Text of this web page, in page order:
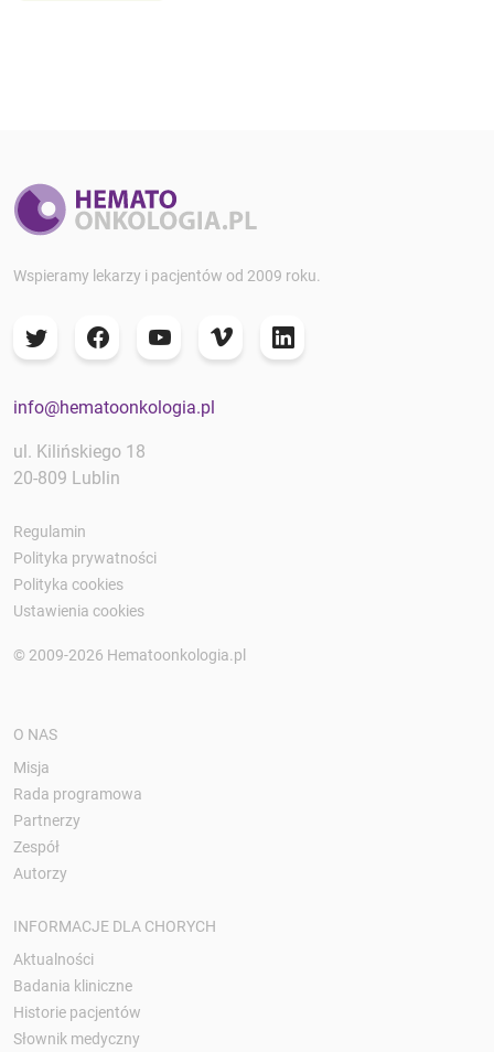
Wspieramy lekarzy i pacjentów od 2009 roku.
info@hematoonkologia.pl
ul. Kilińskiego 18
20-809 Lublin
Regulamin
Polityka prywatności
Polityka cookies
Ustawienia cookies
© 2009-2026 Hematoonkologia.pl
O NAS
Misja
Rada programowa
Partnerzy
Zespół
Autorzy
INFORMACJE DLA CHORYCH
Aktualności
Badania kliniczne
Historie pacjentów
Słownik medyczny